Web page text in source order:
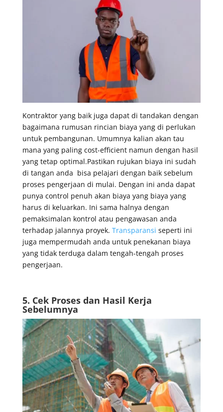
Kontraktor yang baik juga dapat di tandakan dengan
bagaimana rumusan rincian biaya yang di perlukan
untuk pembangunan. Umumnya kalian akan tau
mana yang paling cost-efficient namun dengan hasil
yang tetap optimal.Pastikan rujukan biaya ini sudah
di tangan anda bisa pelajari dengan baik sebelum
proses pengerjaan di mulai. Dengan ini anda dapat
punya control penuh akan biaya yang biaya yang
harus di keluarkan. Ini sama halnya dengan
pemaksimalan kontrol atau pengawasan anda
terhadap jalannya proyek. Transparansi seperti ini
juga mempermudah anda untuk penekanan biaya
yang tidak terduga dalam tengah-tengah proses
pengerjaan.
5. Cek Proses dan Hasil Kerja
Sebelumnya